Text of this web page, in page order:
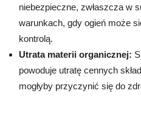
niebezpieczne, zwłaszcza w
warunkach, gdy ogień może
kontrolą.
Utrata materii organicznej:
powoduje utratę cennych
mogłyby przyczynić się do